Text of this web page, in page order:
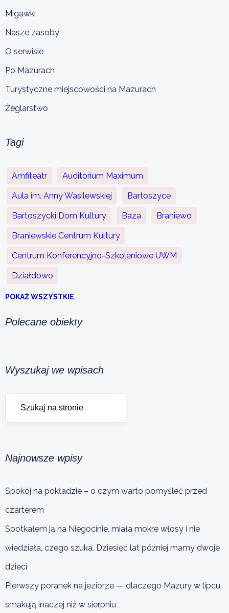
Migawki
Nasze zasoby
O serwisie
Po Mazurach
Turystyczne miejscowości na Mazurach
Żeglarstwo
Tagi
Amfiteatr Auditorium Maximum
Aula im. Anny Wasilewskiej Bartoszyce
Bartoszycki Dom Kultury Baza Braniewo
Braniewskie Centrum Kultury
Centrum Konferencyjno-Szkoleniowe UWM
Działdowo
POKAŻ WSZYSTKIE
Polecane obiekty
Wyszukaj we wpisach
Najnowsze wpisy
Spokój na pokładzie – o czym warto pomyśleć przed
czarterem
Spotkałem ją na Niegocinie, miała mokre włosy i nie
wiedziała, czego szuka. Dziesięć lat później mamy dwoje
dzieci
Pierwszy poranek na jeziorze — dlaczego Mazury w lipcu
smakują inaczej niż w sierpniu